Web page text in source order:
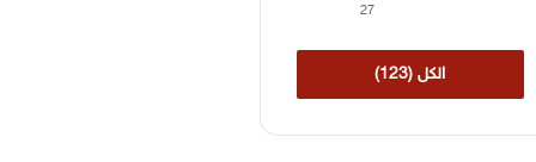
27
الكل (123)